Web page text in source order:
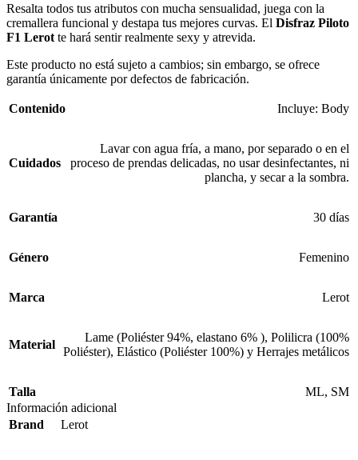
Resalta todos tus atributos con mucha sensualidad, juega con la
cremallera funcional y destapa tus mejores curvas. El Disfraz Piloto
F1 Lerot te hará sentir realmente sexy y atrevida.
Este producto no está sujeto a cambios; sin embargo, se ofrece
garantía únicamente por defectos de fabricación.
Contenido Incluye: Body
Cuidados
Lavar con agua fría, a mano, por separado o en el
proceso de prendas delicadas, no usar desinfectantes, ni
plancha, y secar a la sombra.
Garantía 30 días
Género Femenino
Marca Lerot
Material
Lame (Poliéster 94%, elastano 6% ), Polilicra (100%
Poliéster), Elástico (Poliéster 100%) y Herrajes metálicos
Talla
ML, SM
Información adicional
Brand
Lerot